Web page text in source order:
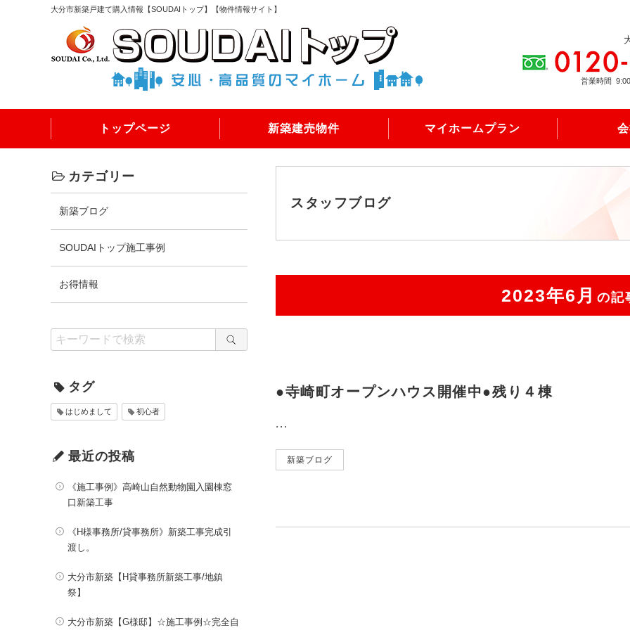
大分市新築戸建て購入情報【SOUDAIトップ】【物件情報サイト】
営業時間
トップページ 新築建売物件 マイホームプラン
スタッフブログ
2023年6月 の記
●寺崎町オープンハウス開催中●残り４棟
...
新築ブログ
カテゴリー
新築ブログ
SOUDAIトップ施工事例
お得情報
タグ
はじめまして 初心者
最近の投稿
《施工事例》高崎山自然動物園入園棟窓
口新築工事
《H様事務所/貸事務所》新築工事完成引
渡し。
大分市新築【H貸事務所新築工事/地鎮
祭】
大分市新築【G様邸】☆施工事例☆完全自